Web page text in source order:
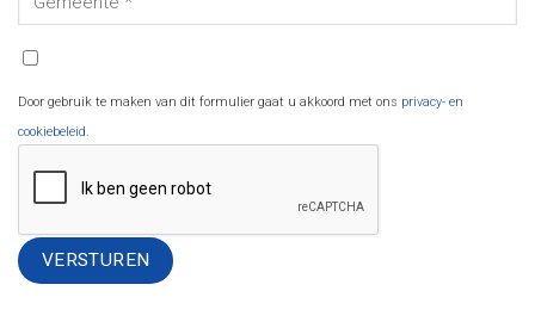
Door gebruik te maken van dit formulier gaat u akkoord met ons privacy- en
cookiebeleid.